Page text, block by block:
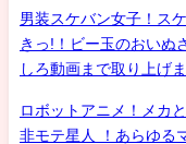
男装スケバン女子！ス
きっ!！ビー玉のおい
しろ動画まで取り上げ
ロボットアニメ！メカ
非モテ星人 ！あらゆる